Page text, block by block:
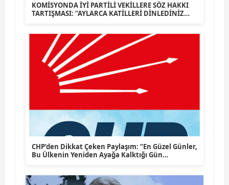
KOMİSYONDA İYİ PARTİLİ VEKİLLERE SÖZ HAKKI
TARTIŞMASI: “AYLARCA KATİLLERİ DİNLEDİNİZ
CHP’den Dikkat Çeken Paylaşım: “En Güzel Günler,
Bu Ülkenin Yeniden Ayağa Kalktığı Gün